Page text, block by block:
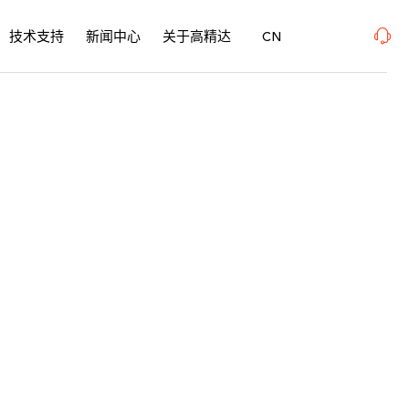
表面精密加工博览会 、上海新国际博览中心· 浦东、W1馆E21 、欢迎莅
技术支持 新闻中心 关于高精达 CN